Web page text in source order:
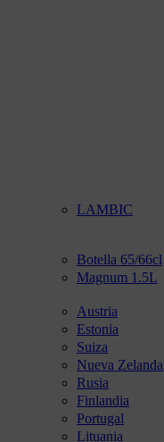
LAMBIC
Botella 65/66cl
Magnum 1.5L
Austria
Estonia
Suiza
Nueva Zelanda
Rusia
Finlandia
Portugal
Lituania